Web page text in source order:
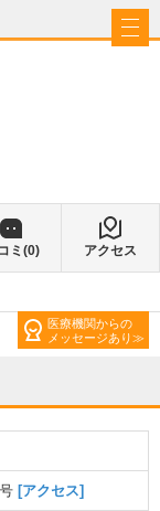
ミ(0) アクセス
医療機関からの
メッセージあり
[アクセス]